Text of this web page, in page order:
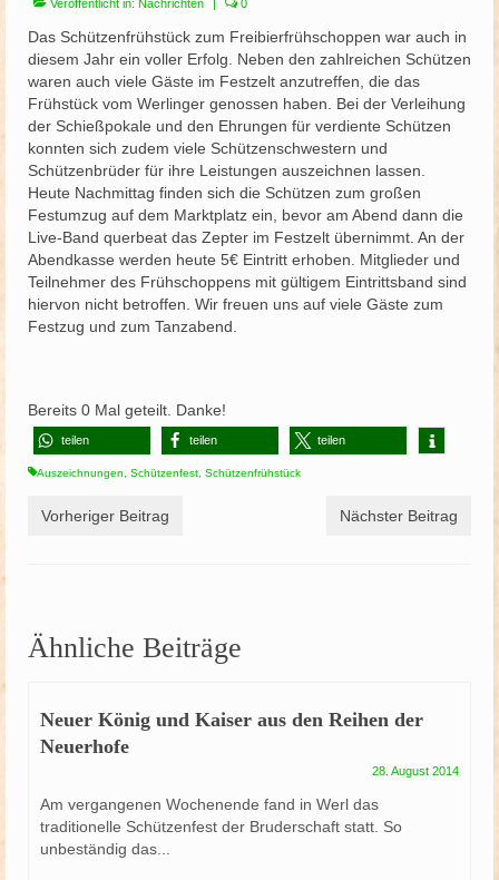
Kinderschützenfest
Schützenfest
Schießgruppe
News
Veröffentlicht in: Nachrichten | 0
Das Schützenfrühstück zum Freibierfrühschoppen war auch in
diesem Jahr ein voller Erfolg. Neben den zahlreichen Schützen
waren auch viele Gäste im Festzelt anzutreffen, die das
Frühstück vom Werlinger genossen haben. Bei der Verleihung
der Schießpokale und den Ehrungen für verdiente Schützen
konnten sich zudem viele Schützenschwestern und
Schützenbrüder für ihre Leistungen auszeichnen lassen.
Heute Nachmittag finden sich die Schützen zum großen
Festumzug auf dem Marktplatz ein, bevor am Abend dann die
Live-Band querbeat das Zepter im Festzelt übernimmt. An der
Abendkasse werden heute 5€ Eintritt erhoben. Mitglieder und
Teilnehmer des Frühschoppens mit gültigem Eintrittsband sind
hiervon nicht betroffen. Wir freuen uns auf viele Gäste zum
Festzug und zum Tanzabend.
Bereits 0 Mal geteilt. Danke!
teilen teilen teilen
Auszeichnungen Schützenfest Schützenfrühstück
Vorheriger Beitrag Nächster Beitrag
Ähnliche Beiträge
Neuer König und Kaiser aus den Reihen der
Neuerhofe
28. August 2014
Am vergangenen Wochenende fand in Werl das
traditionelle Schützenfest der Bruderschaft statt. So
unbeständig das...